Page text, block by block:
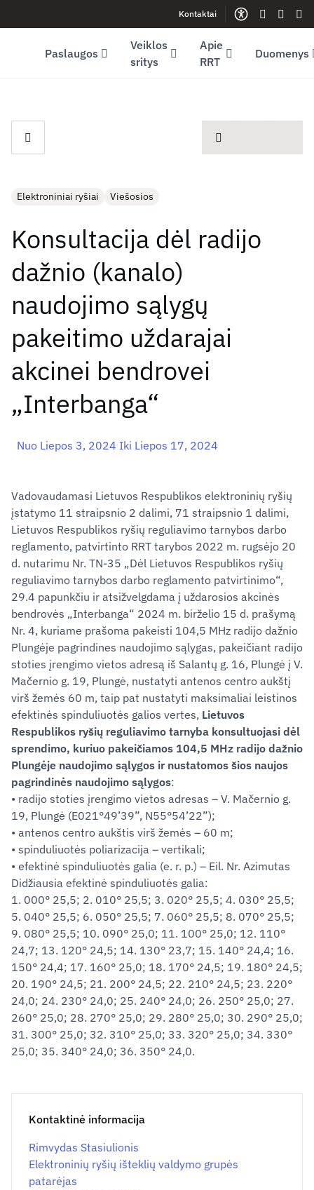
Youtube (opens in new window)Kontaktai
Gestų
Paslaugos
Veiklos
sritys
Apie
RRT
Duomenys
spausdinti
Elektroniniai ryšiai Viešosios
Konsultacija dėl radijo
dažnio (kanalo)
naudojimo sąlygų
pakeitimo uždarajai
akcinei bendrovei
„Interbanga“
Nuo Liepos 3, 2024 Iki Liepos 17, 2024
Vadovaudamasi Lietuvos Respublikos elektroninių ryšių
įstatymo 11 straipsnio 2 dalimi, 71 straipsnio 1 dalimi,
Lietuvos Respublikos ryšių reguliavimo tarnybos darbo
reglamento, patvirtinto RRT tarybos 2022 m. rugsėjo 20
d. nutarimu Nr. TN-35 „Dėl Lietuvos Respublikos ryšių
reguliavimo tarnybos darbo reglamento patvirtinimo“,
29.4 papunkčiu ir atsižvelgdama į uždarosios akcinės
bendrovės „Interbanga“ 2024 m. birželio 15 d. prašymą
Nr. 4, kuriame prašoma pakeisti 104,5 MHz radijo dažnio
Plungėje pagrindines naudojimo sąlygas, pakeičiant radijo
stoties įrengimo vietos adresą iš Salantų g. 16, Plungė į V.
Mačernio g. 19, Plungė, nustatyti antenos centro aukštį
virš žemės 60 m, taip pat nustatyti maksimaliai leistinos
efektinės spinduliuotės galios vertes, Lietuvos
Respublikos ryšių reguliavimo tarnyba konsultuojasi dėl
sprendimo, kuriuo pakeičiamos 104,5 MHz radijo dažnio
Plungėje naudojimo sąlygos ir nustatomos šios naujos
pagrindinės naudojimo sąlygos:
• radijo stoties įrengimo vietos adresas – V. Mačernio g.
19, Plungė (E021°49’39”, N55°54’22”);
• antenos centro aukštis virš žemės – 60 m;
• spinduliuotės poliarizacija – vertikali;
• efektinė spinduliuotės galia (e. r. p.) – Eil. Nr. Azimutas
Didžiausia efektinė spinduliuotės galia:
1. 000° 25,5; 2. 010° 25,5; 3. 020° 25,5; 4. 030° 25,5;
5. 040° 25,5; 6. 050° 25,5; 7. 060° 25,5; 8. 070° 25,5;
9. 080° 25,5; 10. 090° 25,0; 11. 100° 25,0; 12. 110°
24,7; 13. 120° 24,5; 14. 130° 23,7; 15. 140° 24,4; 16.
150° 24,4; 17. 160° 25,0; 18. 170° 24,5; 19. 180° 24,5;
20. 190° 24,5; 21. 200° 24,5; 22. 210° 24,5; 23. 220°
24,0; 24. 230° 24,0; 25. 240° 24,0; 26. 250° 25,0; 27.
260° 25,0; 28. 270° 25,0; 29. 280° 25,0; 30. 290° 25,0;
31. 300° 25,0; 32. 310° 25,0; 33. 320° 25,0; 34. 330°
25,0; 35. 340° 24,0; 36. 350° 24,0.
Kontaktinė informacija
Rimvydas Stasiulionis
Elektroninių ryšių išteklių valdymo grupės
patarėjas